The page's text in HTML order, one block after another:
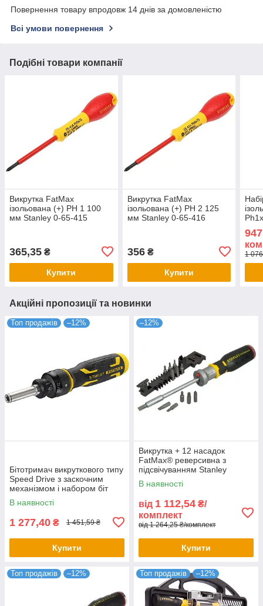
Повернення товару впродовж 14 днів за домовленістю
Всі умови повернення
Подібні товари компанії
Викрутка FatMax
ізольована (+) PH 1 100
мм Stanley 0-65-415
365,35 ₴
Купити
Викрутка FatMax
ізольована (+) PH 2 125
мм Stanley 0-65-416
356₴
Купити
1
Акційні пропозиції та новинки
Топ продажів –12%
Бітотримач викруткового типу
Speed Drive з заскочним
механізмом і набором біт
STANLEY FMHT62692-0
В наявності
1 277,40 ₴ 1 451,59 ₴
Купити
–12%
Викрутка + 12 насадок
FatMax® реверсивна з
підсвічуванням Stanley
FMHT0-62689
В наявності
від 1 112,54 ₴/
комплект
від 1 264,25 ₴/комплект
Купити
Топ продажів –12% Топ продажів –12%